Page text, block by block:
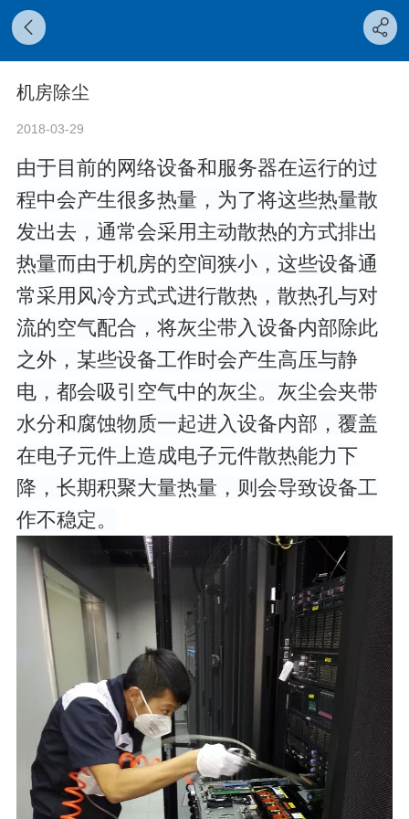
机房除尘
2018-03-29
由于目前的网络设备和服务器在运行的过
程中会产生很多热量，为了将这些热量散
发出去，通常会采用主动散热的方式排出
热量而由于机房的空间狭小，这些设备通
常采用风冷方式式进行散热，散热孔与对
流的空气配合，将灰尘带入设备内部除此
之外，某些设备工作时会产生高压与静
电，都会吸引空气中的灰尘。灰尘会夹带
水分和腐蚀物质一起进入设备内部，覆盖
在电子元件上造成电子元件散热能力下
降，长期积聚大量热量，则会导致设备工
作不稳定。